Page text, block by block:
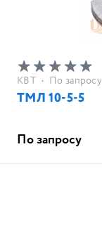
КВТ • По запросу
ТМЛ 10-5-5
По запросу